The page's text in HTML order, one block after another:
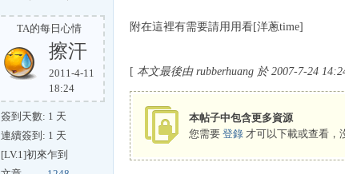
TA的每日心情
擦汗
2011-4-11
18:24
簽到天數: 1 天
連續簽到: 1 天
[LV.1]初來乍到
附在這裡有需要請用用看[洋蔥time]
[ 本文最後由 rubberhuang 於 2007-7-24
本帖子中包含更多資源
您需要 登錄 才可以下載或查看，